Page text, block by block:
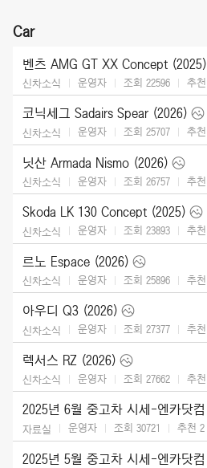
Car
벤츠 AMG GT XX Concept (2025)
신차소식 운영자 조회 22596 추천
코닉세그 Sadairs Spear (2026)
신차소식 운영자 조회 25707 추천
닛산 Armada Nismo (2026)
신차소식 운영자 조회 26757 추천
Skoda LK 130 Concept (2025)
신차소식 운영자 조회 23893 추천
르노 Espace (2026)
신차소식 운영자 조회 25896 추천
아우디 Q3 (2026)
신차소식 운영자 조회 27377 추천
렉서스 RZ (2026)
신차소식 운영자 조회 27662 추천
2025년 6월 중고차 시세-엔카닷컴
자료실 운영자 조회 30721 추천 2
2025년 5월 중고차 시세-엔카닷컴